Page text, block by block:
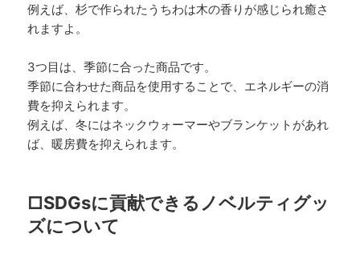
例えば、杉で作られたうちわは木の香りが感じられ癒さ
れますよ。
3つ目は、季節に合った商品です。
季節に合わせた商品を使用することで、エネルギーの消
費を抑えられます。
例えば、冬にはネックウォーマーやブランケットがあれ
ば、暖房費を抑えられます。
□SDGsに貢献できるノベルティグッ
ズについて